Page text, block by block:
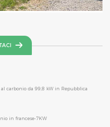
carbonio da 99,8 kW in Repubblica
in francese-7KW